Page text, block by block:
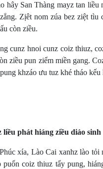
San Thàng mayz tan liều
Zịêt nom zúa bez ziệt
còn ziều.
hnoi cunz coiz thiuz,
ziều pun ziểm miền gang.
khzáo ưu tuz khé tháo kếu
phát hiáng ziều diảo
xía, Lào Cai xanhz lào
puổn coiz thiuz tẩy pung,